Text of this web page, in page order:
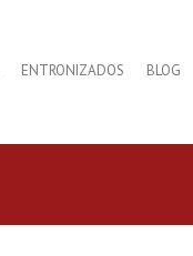
ENTRONIZADOS BLOG